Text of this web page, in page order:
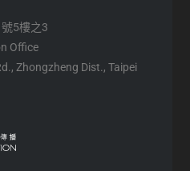
5樓之3
Office
Zhongzheng Dist., Taipei